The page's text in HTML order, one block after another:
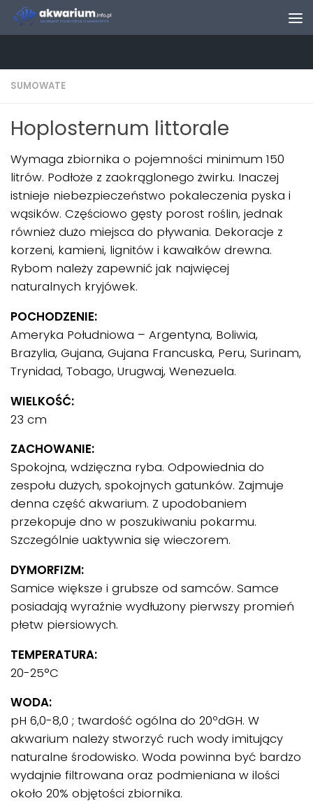
Skip to content
SUMOWATE
Hoplosternum littorale
Wymaga zbiornika o pojemności minimum 150
litrów. Podłoże z zaokrąglonego żwirku. Inaczej
istnieje niebezpieczeństwo pokaleczenia pyska i
wąsików. Częściowo gęsty porost roślin, jednak
również dużo miejsca do pływania. Dekoracje z
korzeni, kamieni, lignitów i kawałków drewna.
Rybom należy zapewnić jak najwięcej
naturalnych kryjówek.
POCHODZENIE:
Ameryka Południowa – Argentyna, Boliwia,
Brazylia, Gujana, Gujana Francuska, Peru, Surinam,
Trynidad, Tobago, Urugwaj, Wenezuela.
WIELKOŚĆ:
23 cm
ZACHOWANIE:
Spokojna, wdzięczna ryba. Odpowiednia do
zespołu dużych, spokojnych gatunków. Zajmuje
denna część akwarium. Z upodobaniem
przekopuje dno w poszukiwaniu pokarmu.
Szczególnie uaktywnia się wieczorem.
DYMORFIZM:
Samice większe i grubsze od samców. Samce
posiadają wyraźnie wydłużony pierwszy promień
płetw piersiowych.
TEMPERATURA:
20-25°C
WODA:
pH 6,0-8,0 ; twardość ogólna do 20ºdGH. W
akwarium należy stworzyć ruch wody imitujący
naturalne środowisko. Woda powinna być bardzo
wydajnie filtrowana oraz podmieniana w ilości
około 20% objętości zbiornika.